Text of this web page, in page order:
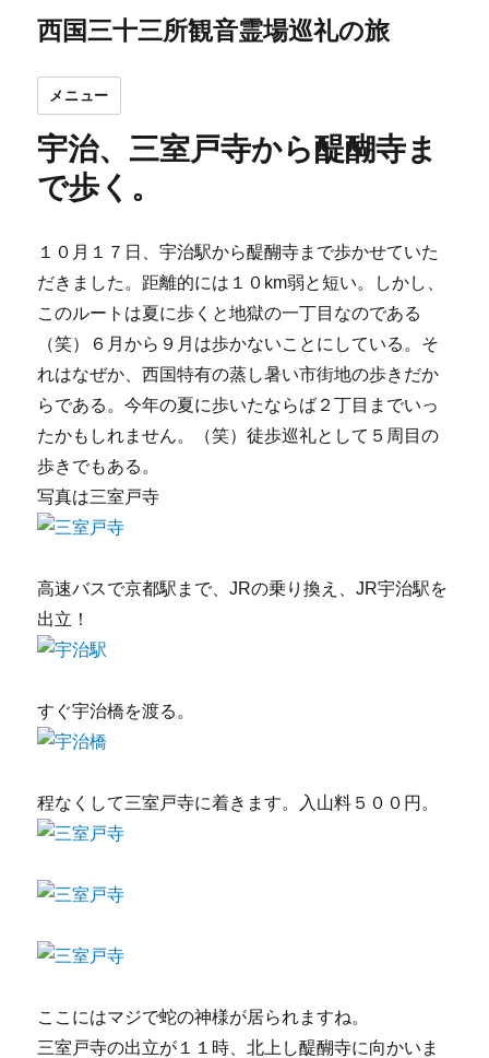
西国三十三所観音霊場巡礼の旅
メニュー
宇治、三室戸寺から醍醐寺ま
で歩く。
１０月１７日、宇治駅から醍醐寺まで歩かせていた
だきました。距離的には１０km弱と短い。しかし、
このルートは夏に歩くと地獄の一丁目なのである
（笑）６月から９月は歩かないことにしている。そ
れはなぜか、西国特有の蒸し暑い市街地の歩きだか
らである。今年の夏に歩いたならば２丁目までいっ
たかもしれません。（笑）徒歩巡礼として５周目の
歩きでもある。
写真は三室戸寺
高速バスで京都駅まで、JRの乗り換え、JR宇治駅を
出立！
すぐ宇治橋を渡る。
程なくして三室戸寺に着きます。入山料５００円。
ここにはマジで蛇の神様が居られますね。
三室戸寺の出立が１１時、北上し醍醐寺に向かいま